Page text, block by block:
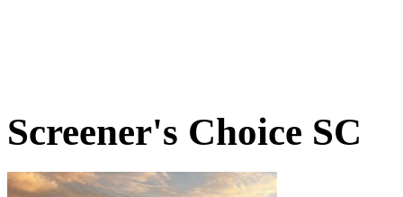
Screener's Choice SC